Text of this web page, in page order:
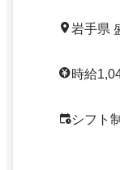
岩手県
時給
シフト制